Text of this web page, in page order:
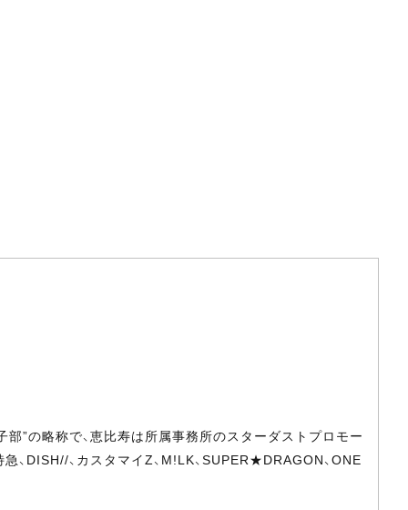
”の略称で、恵比寿は所属事務所のスターダストプロモー
DISH//、カスタマイZ、M!LK、SUPER★DRAGON、ONE